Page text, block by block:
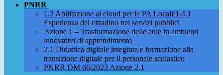
PNRR
1.2 Abilitazione al cloud per le PA Locali/1.4.1
Esperienza del cittadino nei servizi pubblici
Azione 1 – Trasformazione delle aule in ambienti
innovativi di apprendimento
2.1 Didattica digitale integrata e formazione alla
transizione digitale per il personale scolastico
PNRR DM 66/2023 Azione 2.1